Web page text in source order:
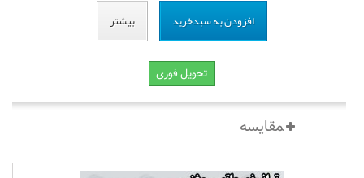
افزودن به سبدخرید بیشتر
تحویل فوری